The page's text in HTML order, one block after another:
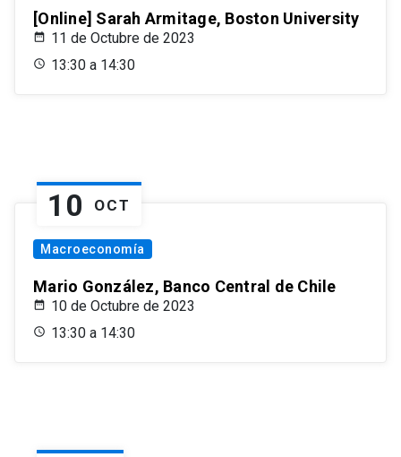
[Online] Sarah Armitage, Boston University
11 de Octubre de 2023
13:30 a 14:30
10 OCT
Macroeconomía
Mario González, Banco Central de Chile
10 de Octubre de 2023
13:30 a 14:30